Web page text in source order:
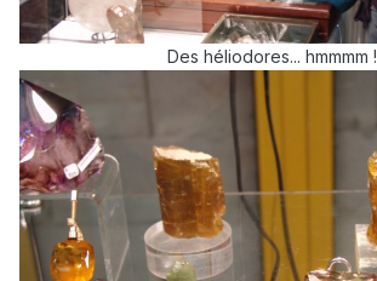
Des héliodores... hmmmm !